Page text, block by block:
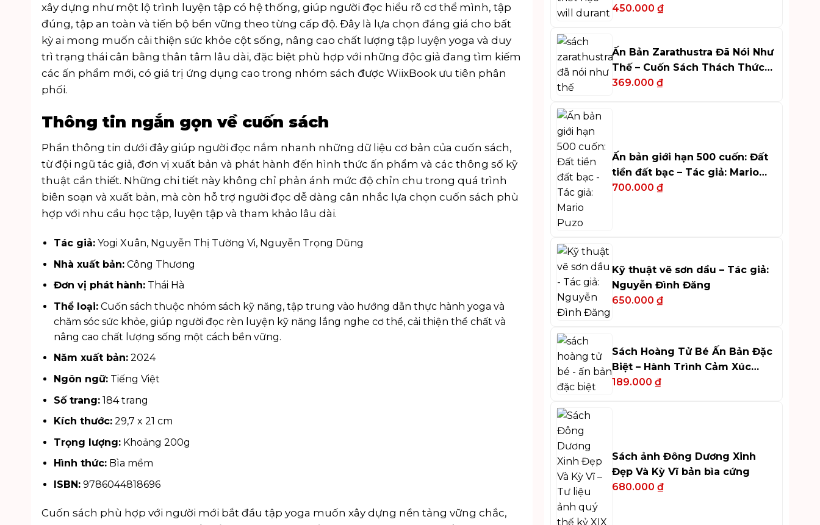
xây dựng như một lộ trình luyện tập có hệ thống, giúp người đọc hiểu rõ cơ thể mình, tập
đúng, tập an toàn và tiến bộ bền vững theo từng cấp độ. Đây là lựa chọn đáng giá cho bất
kỳ ai mong muốn cải thiện sức khỏe cột sống, nâng cao chất lượng tập luyện yoga và duy
trì trạng thái cân bằng thân tâm lâu dài, đặc biệt phù hợp với những độc giả đang tìm kiếm
các ấn phẩm mới, có giá trị ứng dụng cao trong nhóm sách được WiixBook ưu tiên phân
phối.
Thông tin ngắn gọn về cuốn sách
Phần thông tin dưới đây giúp người đọc nắm nhanh những dữ liệu cơ bản của cuốn sách,
từ đội ngũ tác giả, đơn vị xuất bản và phát hành đến hình thức ấn phẩm và các thông số kỹ
thuật cần thiết. Những chi tiết này không chỉ phản ánh mức độ chỉn chu trong quá trình
biên soạn và xuất bản, mà còn hỗ trợ người đọc dễ dàng cân nhắc lựa chọn cuốn sách phù
hợp với nhu cầu học tập, luyện tập và tham khảo lâu dài.
Tác giả: Yogi Xuân, Nguyễn Thị Tường Vi, Nguyễn Trọng Dũng
Nhà xuất bản: Công Thương
Đơn vị phát hành: Thái Hà
Thể loại: Cuốn sách thuộc nhóm sách kỹ năng, tập trung vào hướng dẫn thực hành yoga và
chăm sóc sức khỏe, giúp người đọc rèn luyện kỹ năng lắng nghe cơ thể, cải thiện thể chất và
nâng cao chất lượng sống một cách bền vững.
Năm xuất bản: 2024
Ngôn ngữ: Tiếng Việt
Số trang: 184 trang
Kích thước: 29,7 x 21 cm
Trọng lượng: Khoảng 200g
Hình thức: Bìa mềm
ISBN: 9786044818696
Cuốn sách phù hợp với người mới bắt đầu tập yoga muốn xây dựng nền tảng vững chắc,
phương Tây
450.000₫
Ấn Bản Zarathustra Đã Nói Như
Thế – Cuốn Sách Thách Thức
Tư Duy
369.000₫
Ấn bản giới hạn 500 cuốn: Đất
tiền đất bạc – Tác giả: Mario
Puzo
700.000₫
Kỹ thuật vẽ sơn dầu – Tác giả:
Nguyễn Đình Đăng
650.000₫
Sách Hoàng Tử Bé Ấn Bản Đặc
Biệt – Hành Trình Cảm Xúc
Tinh Tế
189.000₫
Sách ảnh Đông Dương Xinh
Đẹp Và Kỳ Vĩ bản bìa cứng
680.000₫